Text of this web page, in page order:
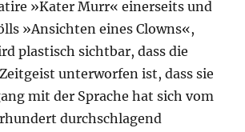
»Kater Murr« einerseits und
»Ansichten eines Clowns«,
plastisch sichtbar, dass die
unterworfen ist, dass sie
mit der Sprache hat sich vom
durchschlagend